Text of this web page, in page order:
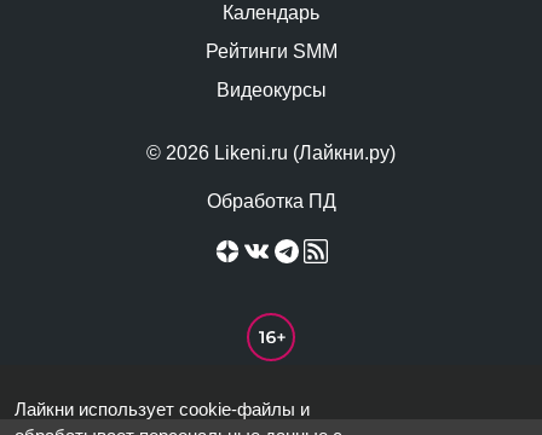
© 2026 Likeni.ru (Лайкни.ру)
Обработка ПД
Календарь
Рейтинги SMM
Видеокурсы
Лайкни использует cookie-файлы и